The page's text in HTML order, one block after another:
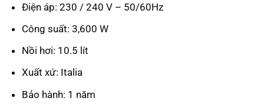
Điện áp: 230 / 240 V – 50/60Hz
Công suất: 3,600 W
Nồi hơi: 10.5 lít
Xuất xứ: Italia
Bảo hành: 1 năm